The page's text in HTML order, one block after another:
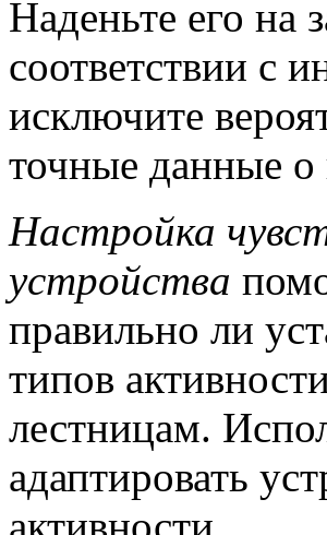
Наденьте его на
соответствии с
исключите
точные данные
Настройка
устройства
правильно ли
типов
лестницам.
адаптировать
активности.